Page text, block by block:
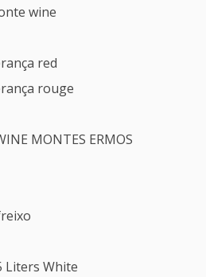
wine
red
rouge
MONTES ERMOS
Liters White